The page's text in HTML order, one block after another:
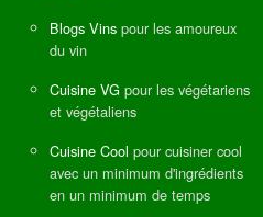
Blogs Vins pour les amoureux
du vin
Cuisine VG pour les végétariens
et végétaliens
Cuisine Cool pour cuisiner cool
avec un minimum d'ingrédients
en un minimum de temps